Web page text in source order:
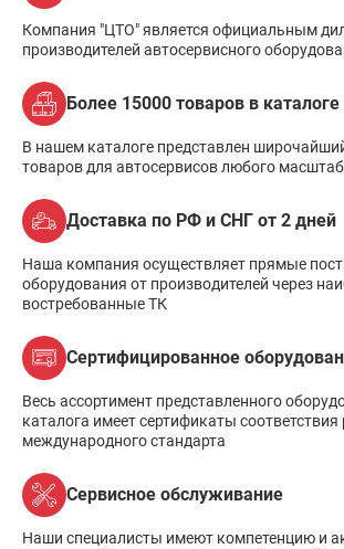
Компания "ЦТО" является официальным
производителей автосервисного
Более 15000 товаров в каталоге
В нашем каталоге представлен
товаров для автосервисов любого
Доставка по РФ и СНГ от 2 дней
Наша компания осуществляет прямые
оборудования от производителей через
востребованные ТК
Сертифицированное
Весь ассортимент представленного
каталога имеет сертификаты соответствия
международного стандарта
Сервисное обслуживание
Наши специалисты имеют компетенцию и